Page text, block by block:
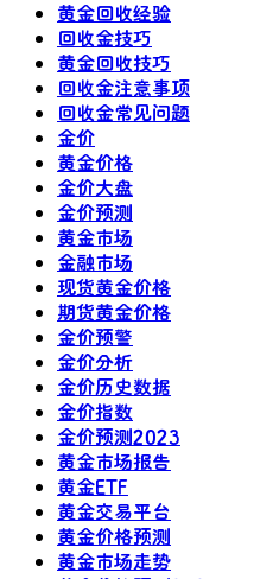
黄金回收经验
回收金技巧
黄金回收技巧
回收金注意事项
回收金常见问题
金价
黄金价格
金价大盘
金价预测
黄金市场
金融市场
现货黄金价格
期货黄金价格
金价预警
金价分析
金价历史数据
金价指数
金价预测2023
黄金市场报告
黄金ETF
黄金交易平台
黄金价格预测
黄金市场走势